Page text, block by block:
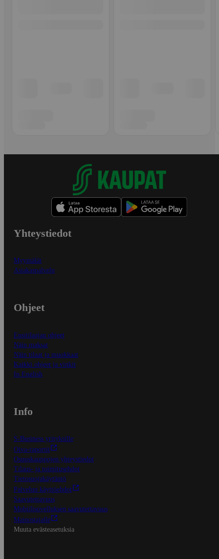
Yhteystiedot
Myymälät
Asiakaspalvelu
Ohjeet
Ensitilaajan ohjeet
Näin maksat
Näin tilaat ja muokkaat
Kaikki ohjeet ja vinkit
In English
Info
S-Business yrityksille
Oiva-raportit
Osuuskauppojen yhteystiedot
Tilaus- ja toimitusehdot
Tietosuojakäytäntö
Palvelun käyttöehdot
Saavutettavuus
Mobiilisovelluksen saavutettavuus
Mainostajalle
Muuta evästeasetuksia